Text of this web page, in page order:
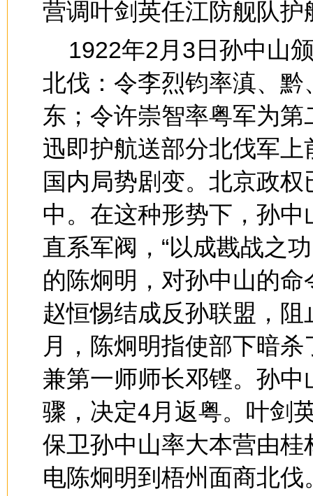
营调叶剑英任江防舰队护
1922年2月3日孙中山
北伐：令李烈钧率滇、
东；令许崇智率粤军为
迅即护航送部分北伐军
国内局势剧变。北京政
中。在这种形势下，孙
直系军阀，“以成戡战之
的陈炯明，对孙中山的
赵恒惕结成反孙联盟，
月，陈炯明指使部下暗
兼第一师师长邓铿。孙
骤，决定4月返粤。叶剑
保卫孙中山率大本营由
电陈炯明到梧州面商北